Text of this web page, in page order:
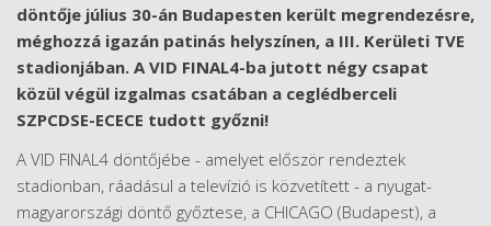
döntője július 30-án Budapesten került megrendezésre,
méghozzá igazán patinás helyszínen, a III. Kerületi TVE
stadionjában. A VID FINAL4-ba jutott négy csapat
közül végül izgalmas csatában a ceglédberceli
SZPCDSE-ECECE tudott győzni!
A VID FINAL4 döntőjébe - amelyet először rendeztek
stadionban, ráadásul a televízió is közvetített - a nyugat-
magyarországi döntő győztese, a CHICAGO (Budapest), a